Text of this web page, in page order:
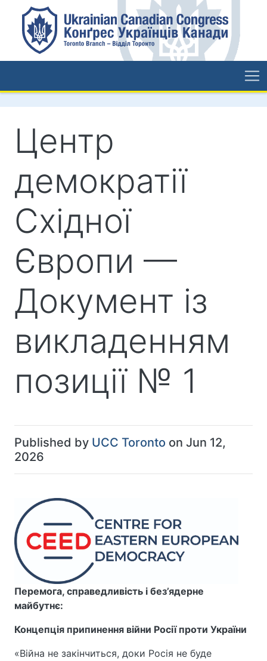
Центр
демократії
Східної
Європи —
Документ із
викладенням
позиції № 1
Published by UCC Toronto on Jun 12,
2026
Перемога, справедливість і без’ядерне
майбутнє:
Концепція припинення війни Росії проти України
«Війна не закінчиться, доки Росія не буде